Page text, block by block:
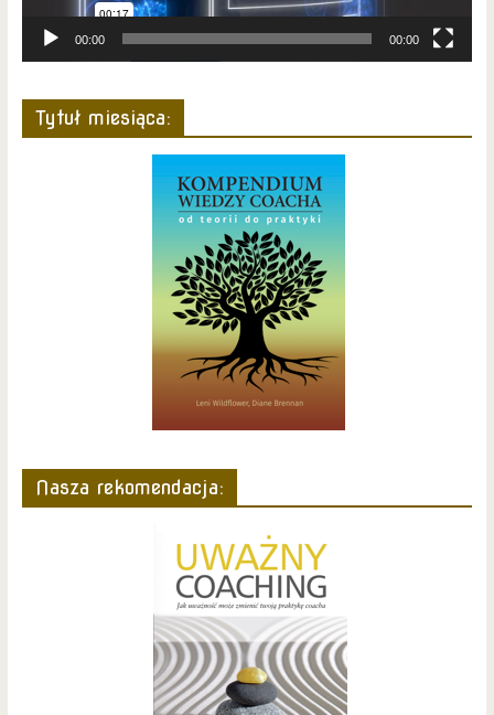
00:00 00:00
Tytuł miesiąca:
Nasza rekomendacja: